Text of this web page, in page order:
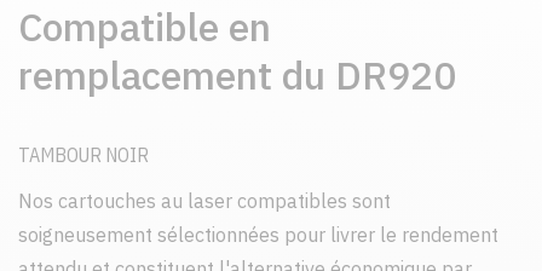
Compatible en
remplacement du DR920
TAMBOUR NOIR
Nos cartouches au laser compatibles sont
soigneusement sélectionnées pour livrer le rendement